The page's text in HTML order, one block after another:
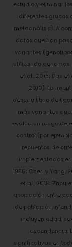
estudio y eliminar
diferentes grupos
metaanálisis). A
datos que han
variantes
utilizando genomas
et al., 2015; Das et
2010). La
desequilibrio de
más variantes
evalúa un rasgo de
control (por
recuentos de
implementados
1986; Chen y Yang,
et al., 2018; Zhou
asociación entre
de población
incluyen edad,
ascendencia.
significativas en